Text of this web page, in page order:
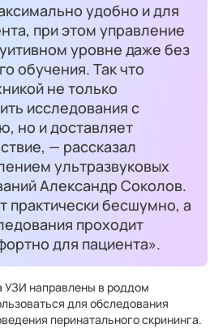
удобно и для
при этом управление
уровне даже без
обучения. Так что
не только
исследования с
но и доставляет
— рассказал
ультразвуковых
Александр Соколов.
практически бесшумно, а
проходит
для пациента».
УЗИ направлены в роддом
для обследования
перинатального скрининга.